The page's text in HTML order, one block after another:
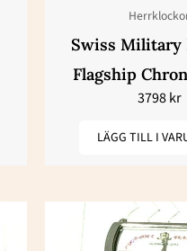
Swiss Military
Flagship
3798kr
LÄGG TILL I